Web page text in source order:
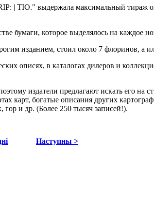
TIO." выдержала максимальный тираж
бумаги, которое выделялось на каждое
изданием, стоил около 7 флоринов,
описях, в каталогах дилеров и
издатели предлагают искать его на
карт, богатые описания других
гор и др. (Более 250 тысяч записей!).
Наступны >